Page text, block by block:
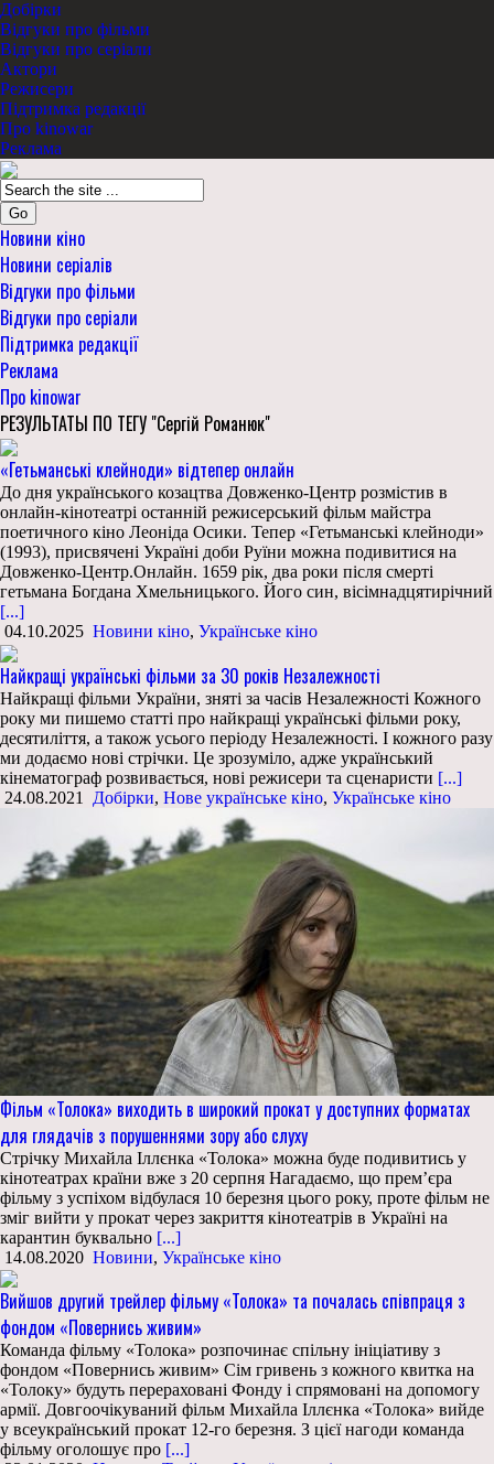
Добірки
Відгуки про фільми
Відгуки про серіали
Актори
Режисери
Підтримка редакції
Про kinowar
Реклама
Go
Новини кіно
Новини серіалів
Відгуки про фільми
Відгуки про серіали
Підтримка редакції
Реклама
Про kinowar
РЕЗУЛЬТАТЫ ПО ТЕГУ "Сергій Романюк"
«Гетьманські клейноди» відтепер онлайн
До дня українського козацтва Довженко-Центр розмістив в
онлайн-кінотеатрі останній режисерський фільм майстра
поетичного кіно Леоніда Осики. Тепер «Гетьманські клейноди»
(1993), присвячені Україні доби Руїни можна подивитися на
Довженко-Центр.Онлайн. 1659 рік, два роки після смерті
гетьмана Богдана Хмельницького. Його син, вісімнадцятирічний
[...]
04.10.2025 Новини кіно, Українське кіно
Найкращі українські фільми за 30 років Незалежності
Найкращі фільми України, зняті за часів Незалежності Кожного
року ми пишемо статті про найкращі українські фільми року,
десятиліття, а також усього періоду Незалежності. І кожного разу
ми додаємо нові стрічки. Це зрозуміло, адже український
кінематограф розвивається, нові режисери та сценаристи [...]
24.08.2021
Добірки, Нове українське кіно, Українське кіно
Фільм «Толока» виходить в широкий прокат у доступних форматах
для глядачів з порушеннями зору або слуху
Стрічку Михайла Іллєнка «Толока» можна буде подивитись у
кінотеатрах країни вже з 20 серпня Нагадаємо, що прем’єра
фільму з успіхом відбулася 10 березня цього року, проте фільм не
зміг вийти у прокат через закриття кінотеатрів в Україні на
карантин буквально [...]
14.08.2020 Новини, Українське кіно
Вийшов другий трейлер фільму «Толока» та почалась співпраця з
фондом «Повернись живим»
Команда фільму «Толока» розпочинає спільну ініціативу з
фондом «Повернись живим» Сім гривень з кожного квитка на
«Толоку» будуть перераховані Фонду і спрямовані на допомогу
армії. Довгоочікуваний фільм Михайла Іллєнка «Толока» вийде
у всеукраїнський прокат 12-го березня. З цієї нагоди команда
фільму оголошує про [...]